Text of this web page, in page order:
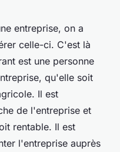
gérant ?
lecture
entreprise, on a
celle-ci. C'est là
est une personne
qu'elle soit
Il est
de l'entreprise et
rentable. Il est
l'entreprise auprès